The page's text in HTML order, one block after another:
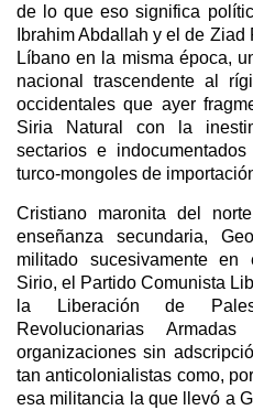
de lo que eso significa
Ibrahim Abdallah y el de
Líbano en la misma época,
nacional trascendente al
occidentales que ayer
Siria Natural con la
sectarios e
turco-mongoles de
Cristiano maronita del
enseñanza secundaria,
militado sucesivamente
Sirio, el Partido Comunista
la Liberación de
Revolucionarias
organizaciones sin
tan anticolonialistas como,
esa militancia la que llevó a